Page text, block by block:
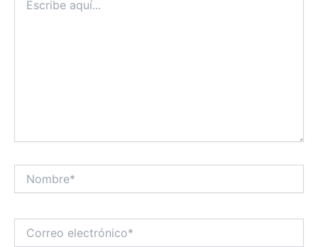
aquí...
Nombre*
electrónico*